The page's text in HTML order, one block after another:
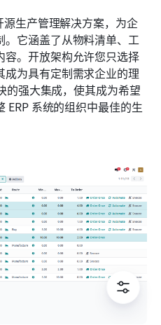
生产管理解决方案，为企
。它涵盖了从物料清单、工
容。开放架构允许您只选择
为具有定制需求企业的理
的强大集成，使其成为希望
ERP 系统的组织中最佳的生